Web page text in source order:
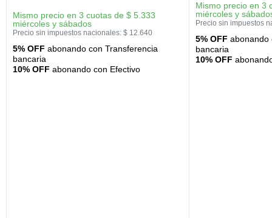
Mismo precio en 3 cuotas de $ 5.333
miércoles y sábados
Precio sin impuestos nacionales: $ 12.640
5% OFF abonando con Transferencia
bancaria
10% OFF abonando con Efectivo
Mismo precio en 3
miércoles y
Precio sin impuestos
5% OFF abonando
bancaria
10% OFF